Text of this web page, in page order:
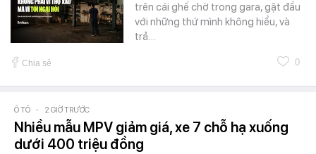
trên cái ghế chờ trong gara, gật đầu
với những thứ mình không hiểu, và
trả…
Chia sẻ 0
Ô TÔ - 2 GIỜ TRƯỚC
Nhiều mẫu MPV giảm giá, xe 7 chỗ hạ xuống
dưới 400 triệu đồng